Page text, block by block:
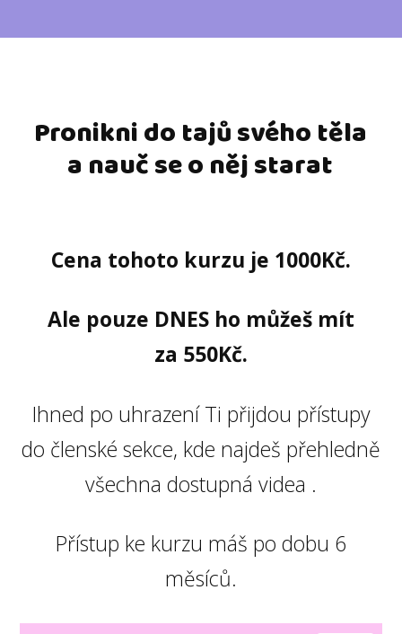
Pronikni do tajů svého těla
a nauč se o něj starat
Cena tohoto kurzu je 1000Kč.
Ale pouze DNES ho můžeš mít
za 550Kč.
Ihned po uhrazení Ti přijdou přístupy
do členské sekce, kde najdeš přehledně
všechna dostupná videa .
Přístup ke kurzu máš po dobu 6
měsíců.